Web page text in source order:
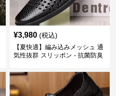
¥3,980 (税込)
【夏快適】編み込みメッシュ 通
気性抜群 スリッポン - 抗菌防臭